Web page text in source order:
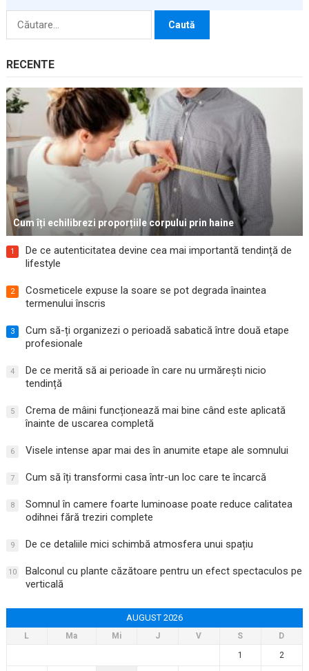
Caută
RECENTE
Cum îți echilibrezi proporțiile corpului prin haine
1
De ce autenticitatea devine cea mai importantă tendință de
lifestyle
2
Cosmeticele expuse la soare se pot degrada înaintea
termenului înscris
3
Cum să-ți organizezi o perioadă sabatică între două etape
profesionale
4
De ce merită să ai perioade în care nu urmărești nicio
tendință
5
Crema de mâini funcționează mai bine când este aplicată
înainte de uscarea completă
6 Visele intense apar mai des în anumite etape ale somnului
7 Cum să îți transformi casa într-un loc care te încarcă
8
Somnul în camere foarte luminoase poate reduce calitatea
odihnei fără treziri complete
9 De ce detaliile mici schimbă atmosfera unui spațiu
10
Balconul cu plante căzătoare pentru un efect spectaculos pe
verticală
AUGUST 2026
L Ma Mi J V S
D
1
2